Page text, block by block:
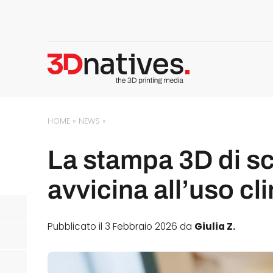
HOME » NEWS »
La stampa 3D di
avvicina all’uso
Pubblicato il 3 Febbraio 2026 da Giulia Z.